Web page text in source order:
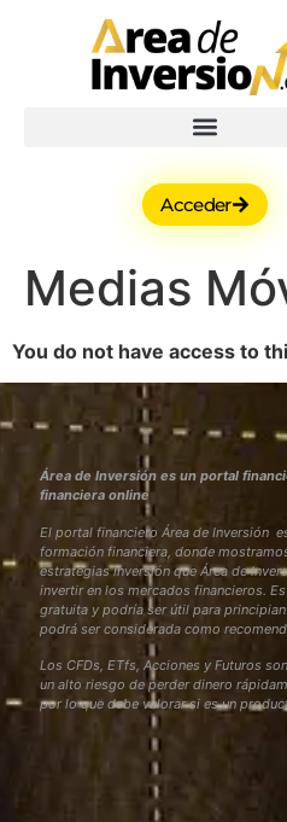
Acceder
Medias
You do not have access to
Área de Inversión es un portal
financiera online
El portal financiero Área de Inversión
formación financiera, donde
estrategias inversión que Área de
invertir en los mercados financieros.
gratuita y podría ser útil para
podrá ser considerada como
Los CFDs, ETfs, Acciones y Futuros
un alto riesgo de perder dinero
por lo que debe valorar si es un